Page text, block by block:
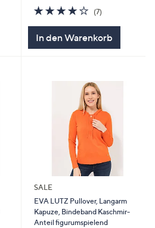
4.0
von
5
(7)
In den Warenkorb
SALE
EVA LUTZ Pullover, Langarm
Kapuze, Bindeband Kaschmir-
Anteil figurumspielend